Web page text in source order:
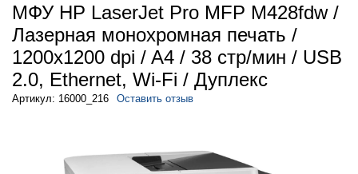
МФУ HP LaserJet Pro MFP M428fdw /
Лазерная монохромная печать /
1200x1200 dpi / A4 / 38 стр/мин / USB
2.0, Ethernet, Wi-Fi / Дуплекс
Артикул: 16000_216 Оставить отзыв